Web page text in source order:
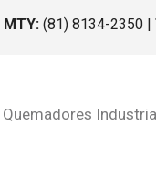
MTY: (81) 8134-2350 |
Quemadores